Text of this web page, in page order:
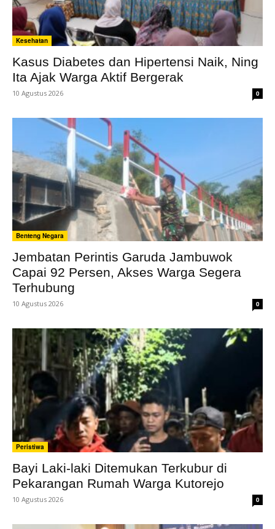
Kesehatan
Kasus Diabetes dan Hipertensi Naik, Ning
Ita Ajak Warga Aktif Bergerak
10 Agustus 2026 0
Benteng Negara
Jembatan Perintis Garuda Jambuwok
Capai 92 Persen, Akses Warga Segera
Terhubung
10 Agustus 2026 0
Peristiwa
Bayi Laki-laki Ditemukan Terkubur di
Pekarangan Rumah Warga Kutorejo
10 Agustus 2026 0